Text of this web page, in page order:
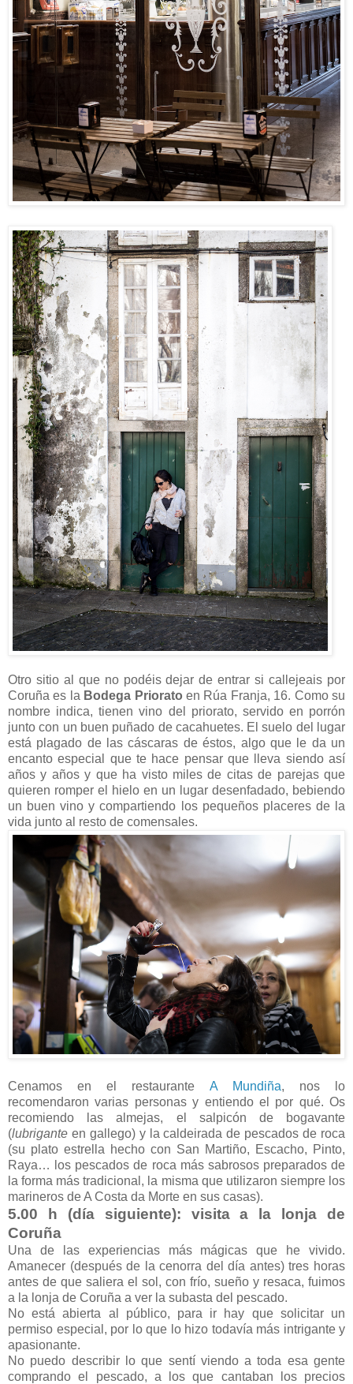
Otro sitio al que no podéis dejar de entrar si callejeais por
Coruña es la Bodega Priorato en Rúa Franja, 16. Como su
nombre indica, tienen vino del priorato, servido en porrón
junto con un buen puñado de cacahuetes. El suelo del lugar
está plagado de las cáscaras de éstos, algo que le da un
encanto especial que te hace pensar que lleva siendo así
años y años y que ha visto miles de citas de parejas que
quieren romper el hielo en un lugar desenfadado, bebiendo
un buen vino y compartiendo los pequeños placeres de la
vida junto al resto de comensales.
Cenamos en el restaurante A Mundiña, nos lo
recomendaron varias personas y entiendo el por qué. Os
recomiendo las almejas, el salpicón de bogavante
(lubrigante en gallego) y la caldeirada de pescados de roca
(su plato estrella hecho con San Martiño, Escacho, Pinto,
Raya… los pescados de roca más sabrosos preparados de
la forma más tradicional, la misma que utilizaron siempre los
marineros de A Costa da Morte en sus casas).
5.00 h (día siguiente): visita a la lonja de
Coruña
Una de las experiencias más mágicas que he vivido.
Amanecer (después de la cenorra del día antes) tres horas
antes de que saliera el sol, con frío, sueño y resaca, fuimos
a la lonja de Coruña a ver la subasta del pescado.
No está abierta al público, para ir hay que solicitar un
permiso especial, por lo que lo hizo todavía más intrigante y
apasionante.
No puedo describir lo que sentí viendo a toda esa gente
comprando el pescado, a los que cantaban los precios